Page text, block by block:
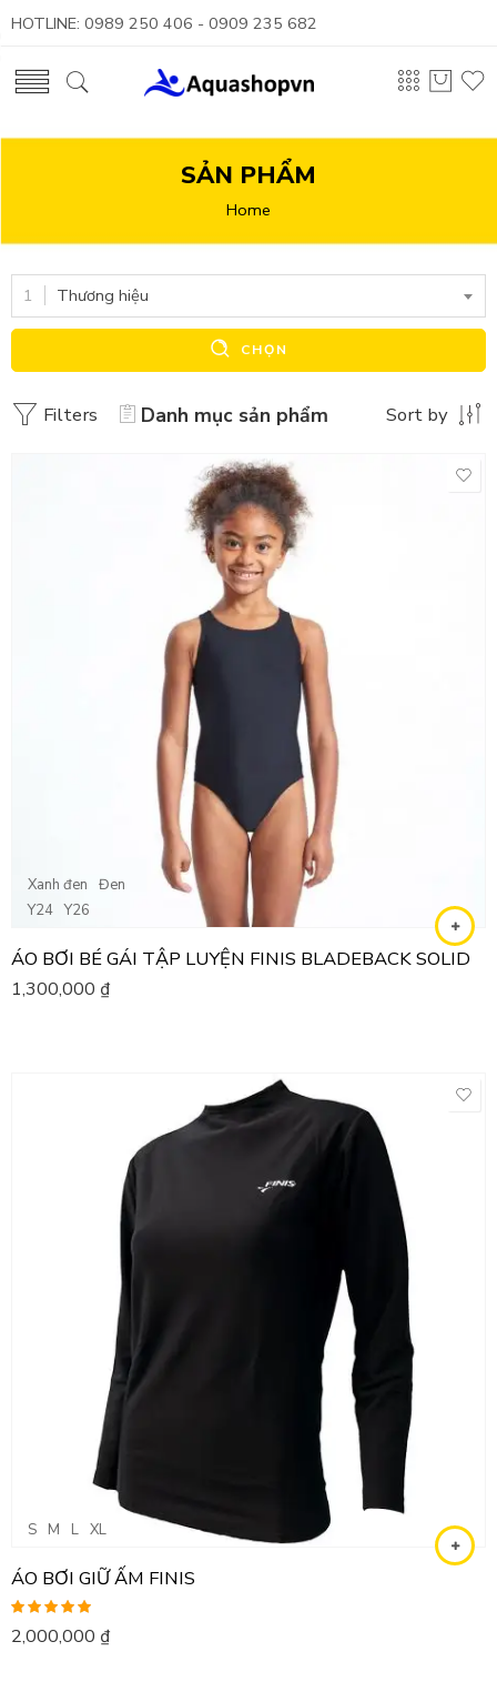
HOTLINE: 0989 250 406 - 0909 235 682
SẢN PHẨM
Home
Thương hiệu
CHỌN
Filters Danh mục sản phẩm Sort by
Xanh đen
Đen
Y24 Y26
ÁO BƠI BÉ GÁI TẬP LUYỆN FINIS BLADEBACK SOLID
1,300,000 ₫
S M L XL
ÁO BƠI GIỮ ẤM FINIS
Được xếp
hạng5.00 5
2,000,000 ₫